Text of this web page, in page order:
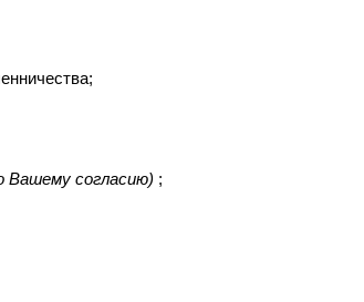
Вашему согласию) ;